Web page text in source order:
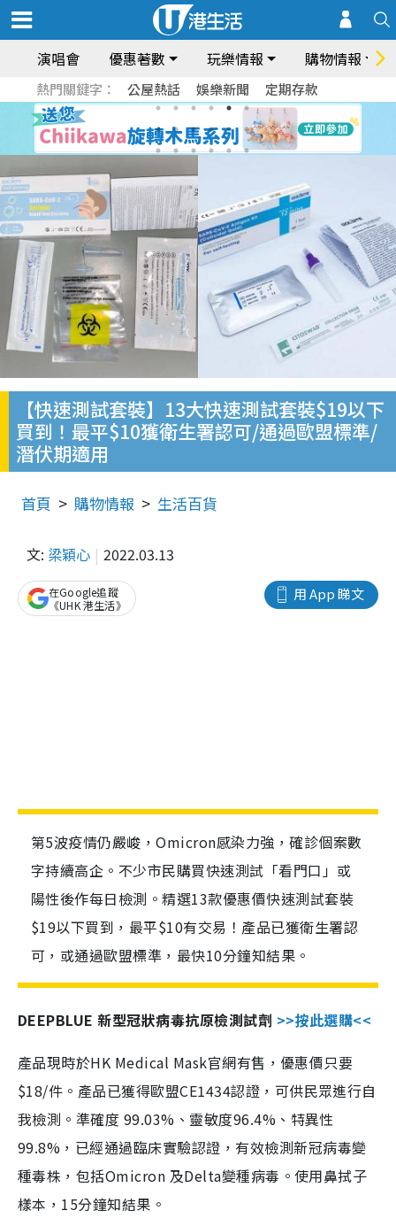
演唱會 優惠著數 玩樂情報 購物情報
熱門關鍵字： 公屋熱話 娛樂新聞 定期存款
【快速測試套裝】13大快速測試套裝$19以下
買到！最平$10獲衛生署認可/通過歐盟標準/
潛伏期適用
首頁 購物情報 生活百貨
文: 梁穎心 2022.03.13
用 App 睇文
在Google追蹤
《UHK 港生活》
第5波疫情仍嚴峻，Omicron感染力強，確診個案數
字持續高企。不少市民購買快速測試「看門口」或
陽性後作每日檢測。精選13款優惠價快速測試套裝
$19以下買到，最平$10有交易！產品已獲衛生署認
可，或通過歐盟標準，最快10分鐘知結果。
DEEPBLUE 新型冠狀病毒抗原檢測試劑 >>按此選購<<
產品現時於HK Medical Mask官網有售，優惠價只要
$18/件。產品已獲得歐盟CE1434認證，可供民眾進行自
我檢測。準確度 99.03%、靈敏度96.4%、特異性
99.8%，已經通過臨床實驗認證，有效檢測新冠病毒變
種毒株，包括Omicron 及Delta變種病毒。使用鼻拭子
樣本，15分鐘知結果。